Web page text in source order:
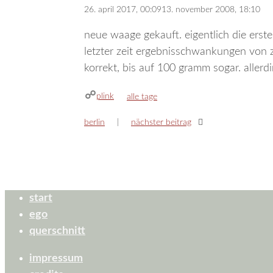
26. april 2017, 00:0913. november 2008, 18:10
neue waage gekauft. eigentlich die
letzter zeit ergebnisschwankungen
korrekt, bis auf 100 gramm sogar.
plink kategorien
alle tage
berlin nächster beitrag
start
ego
querschnitt
impressum